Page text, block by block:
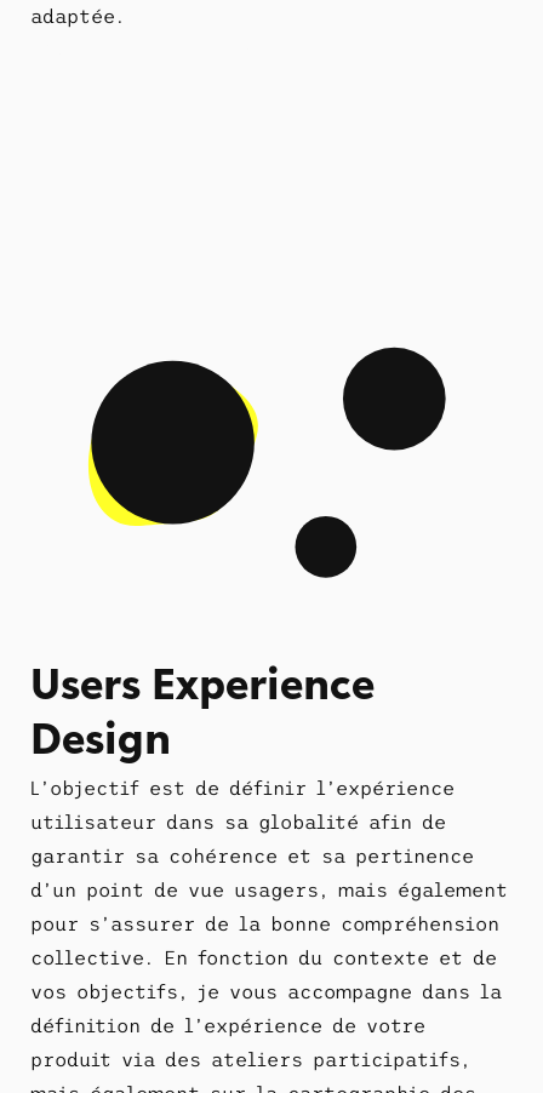
adaptée.
Users Experience
Design
L’objectif est de définir l’expérience
utilisateur dans sa globalité afin de
garantir sa cohérence et sa pertinence
d’un point de vue usagers, mais également
pour s’assurer de la bonne compréhension
collective. En fonction du contexte et de
vos objectifs, je vous accompagne dans la
définition de l’expérience de votre
produit via des ateliers participatifs,